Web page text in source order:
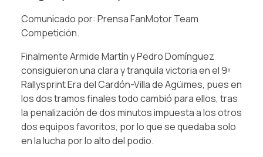
Comunicado por: Prensa FanMotor Team
Competición.
Finalmente Armide Martín y Pedro Domínguez
consiguieron una clara y tranquila victoria en el 9º
Rallysprint Era del Cardón-Villa de Agüimes, pues en
los dos tramos finales todo cambió para ellos, tras
la penalización de dos minutos impuesta a los otros
dos equipos favoritos, por lo que se quedaba solo
en la lucha por lo alto del podio.